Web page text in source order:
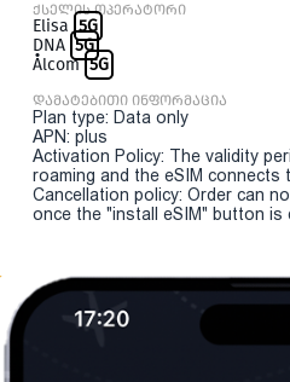
ქსელის ოპერატორი
Elisa 5G
DNA 5G
Ålcom 5G
დამატებითი ინფორმაცია
Plan type: Data only
APN: plus
Activation Policy: The validity
roaming and the eSIM connects
Cancellation policy: Order can
once the "install eSIM" button is